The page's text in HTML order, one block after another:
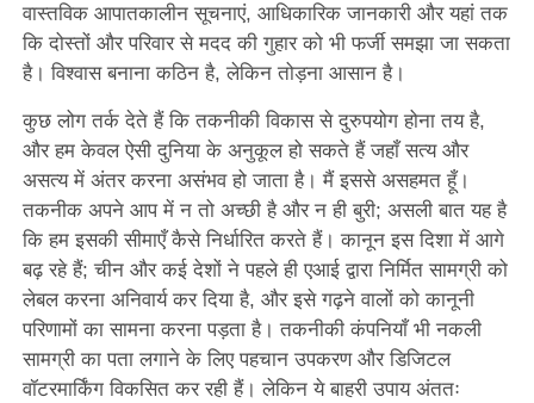
वास्तविक आपातकालीन सूचनाएं, आधिकारिक जानकारी और यहां तक
​​कि दोस्तों और परिवार से मदद की गुहार को भी फर्जी समझा जा सकता
है। विश्वास बनाना कठिन है, लेकिन तोड़ना आसान है।
कुछ लोग तर्क देते हैं कि तकनीकी विकास से दुरुपयोग होना तय है,
और हम केवल ऐसी दुनिया के अनुकूल हो सकते हैं जहाँ सत्य और
असत्य में अंतर करना असंभव हो जाता है। मैं इससे असहमत हूँ।
तकनीक अपने आप में न तो अच्छी है और न ही बुरी; असली बात यह है
कि हम इसकी सीमाएँ कैसे निर्धारित करते हैं। कानून इस दिशा में आगे
बढ़ रहे हैं; चीन और कई देशों ने पहले ही एआई द्वारा निर्मित सामग्री को
लेबल करना अनिवार्य कर दिया है, और इसे गढ़ने वालों को कानूनी
परिणामों का सामना करना पड़ता है। तकनीकी कंपनियाँ भी नकली
सामग्री का पता लगाने के लिए पहचान उपकरण और डिजिटल
वॉटरमार्किंग विकसित कर रही हैं। लेकिन ये बाहरी उपाय अंततः